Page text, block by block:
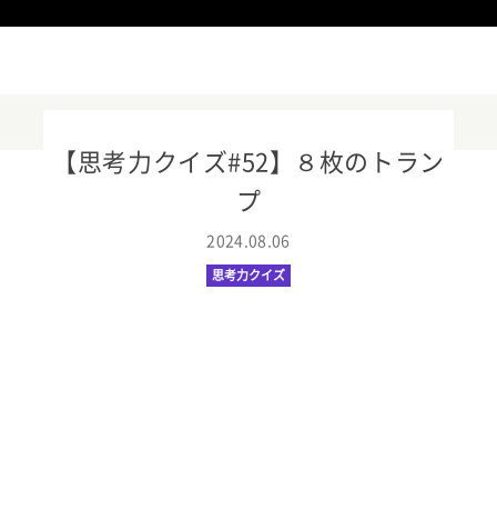
【思考力クイズ#52】８枚のトラン
プ
2024.08.06
思考力クイズ